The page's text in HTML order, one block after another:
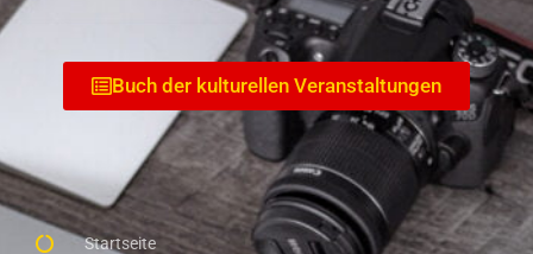
Startseite
Buch der kulturellen Veranstaltungen